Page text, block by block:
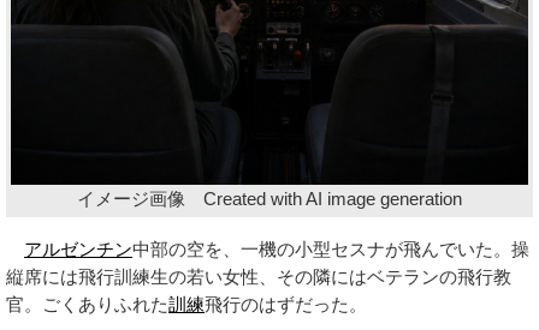
イメージ画像 Created with AI image generation
アルゼンチン中部の空を、一機の小型セスナが飛んでいた。操
縦席には飛行訓練生の若い女性、その隣にはベテランの飛行教
官。ごくありふれた訓練飛行のはずだった。